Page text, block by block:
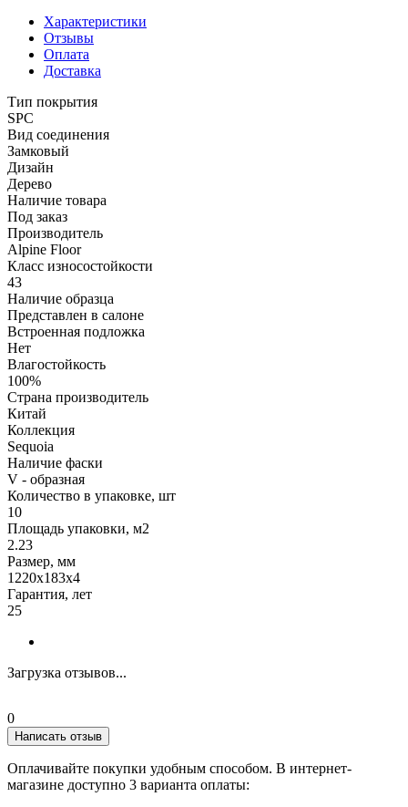
Характеристики
Отзывы
Оплата
Доставка
Тип покрытия
SPC
Вид соединения
Замковый
Дизайн
Дерево
Наличие товара
Под заказ
Производитель
Alpine Floor
Класс износостойкости
43
Наличие образца
Представлен в салоне
Встроенная подложка
Нет
Влагостойкость
100%
Страна производитель
Китай
Коллекция
Sequoia
Наличие фаски
V - образная
Количество в упаковке, шт
10
Площадь упаковки, м2
2.23
Размер, мм
1220х183х4
Гарантия, лет
25
Загрузка отзывов...
0
Написать отзыв
Оплачивайте покупки удобным способом. В интернет-
магазине доступно 3 варианта оплаты: